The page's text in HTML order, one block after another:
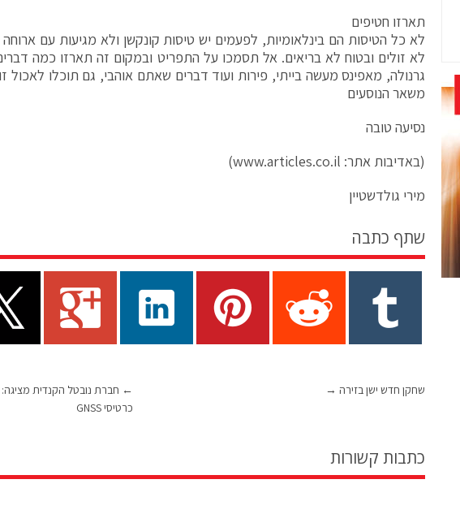
תארזו חטיפים
לא כל הטיסות הם בינלאומיות, לפעמים יש טיסות קונקשן ולא מגיעות עם
לא זולים ובטוח לא בריאים. אל תסמכו על התפריט ובמקום זה תארזו כמה
גרנולה, מאפינס מעשה בייתי, פירות ועוד דברים שאתם אוהבי, גם תוכלו לאכול
משאר הנוסעים
נסיעה טובה
(באדיבות אתר: www.articles.co.il)
מירי גולדשטיין
שתף כתבה
←
כרטיסי GNSS
שחקן חדש ישן בזירה →
כתבות קשורות